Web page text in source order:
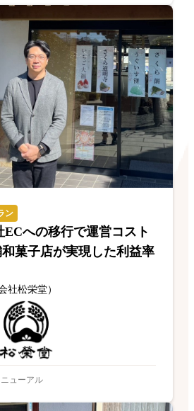
ン
ECへの移行で運営コスト
菓子店が実現した利益率
社松栄堂）
ューアル